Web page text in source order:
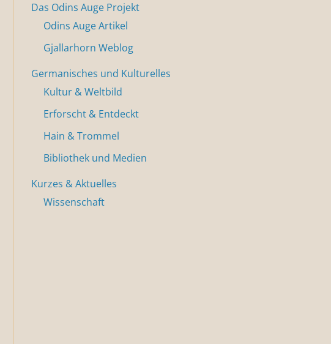
Das Odins Auge Projekt
Odins Auge Artikel
Gjallarhorn Weblog
Germanisches und Kulturelles
Kultur & Weltbild
Erforscht & Entdeckt
Hain & Trommel
Bibliothek und Medien
Kurzes & Aktuelles
Wissenschaft